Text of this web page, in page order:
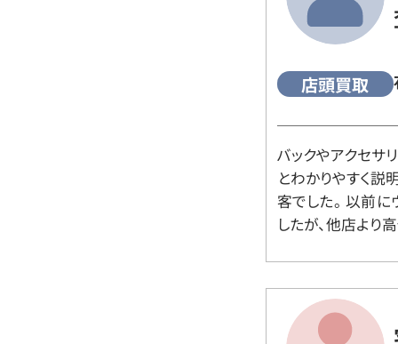
店頭買取
バックやアクセサ
とわかりやすく説
客でした。 以前
したが、他店より